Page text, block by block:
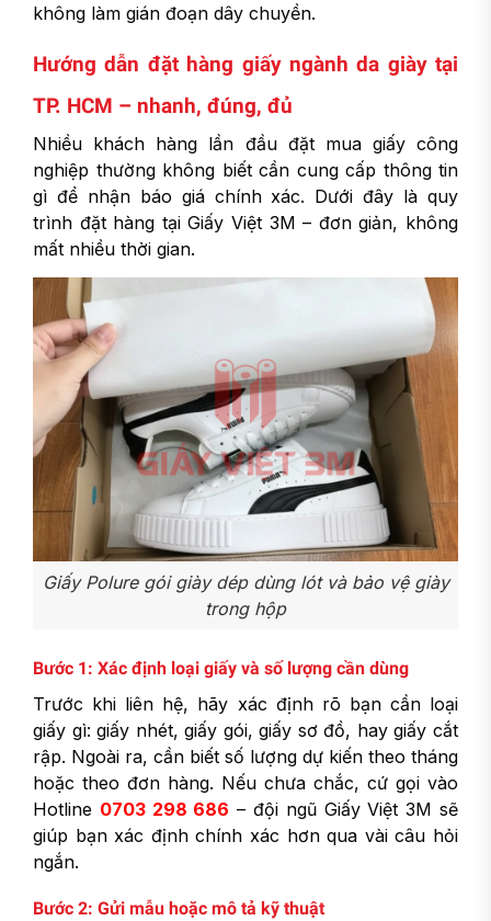
không làm gián đoạn dây chuyền.
Hướng dẫn đặt hàng giấy ngành da giày tại
TP. HCM – nhanh, đúng, đủ
Nhiều khách hàng lần đầu đặt mua giấy công
nghiệp thường không biết cần cung cấp thông tin
gì để nhận báo giá chính xác. Dưới đây là quy
trình đặt hàng tại Giấy Việt 3M – đơn giản, không
mất nhiều thời gian.
Giấy Polure gói giày dép dùng lót và bảo vệ giày
trong hộp
Bước 1: Xác định loại giấy và số lượng cần dùng
Trước khi liên hệ, hãy xác định rõ bạn cần loại
giấy gì: giấy nhét, giấy gói, giấy sơ đồ, hay giấy cắt
rập. Ngoài ra, cần biết số lượng dự kiến theo tháng
hoặc theo đơn hàng. Nếu chưa chắc, cứ gọi vào
Hotline 0703 298 686 – đội ngũ Giấy Việt 3M sẽ
giúp bạn xác định chính xác hơn qua vài câu hỏi
ngắn.
Bước 2: Gửi mẫu hoặc mô tả kỹ thuật